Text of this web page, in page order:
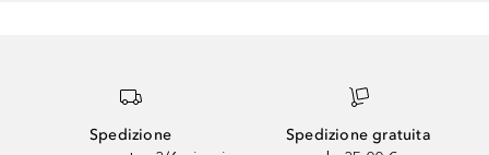
Spedizione
Spedizione gratuita